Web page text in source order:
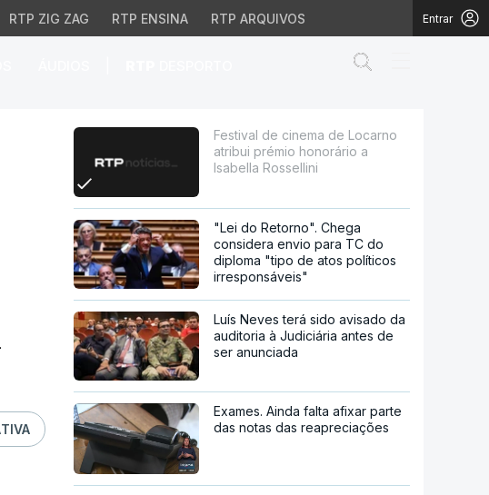
RTP ZIG ZAG RTP ENSINA RTP ARQUIVOS Entrar
honorário a Isabella
Festival de cinema de Locarno
atribui prémio honorário a
Isabella Rossellini
"Lei do Retorno". Chega
considera envio para TC do
diploma "tipo de atos políticos
irresponsáveis"
Luís Neves terá sido avisado da
auditoria à Judiciária antes de
ser anunciada
Exames. Ainda falta afixar parte
das notas das reapreciações